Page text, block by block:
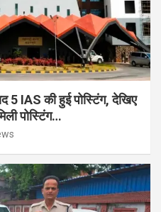
5 IAS की हुई पोस्टिंग, देखिए
पोस्टिंग…